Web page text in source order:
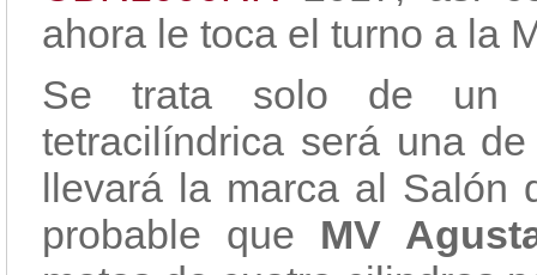
ahora le toca el turno a la
Se trata solo de un
tetracilíndrica será una
llevará la marca al Salón
probable que MV